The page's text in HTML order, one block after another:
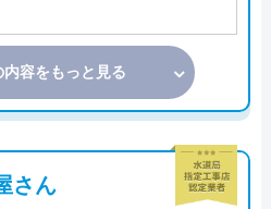
容をもっと見る
さん